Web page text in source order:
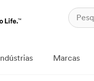
Indústrias Marcas